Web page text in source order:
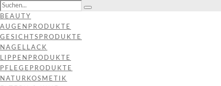
BEAUTY
AUGENPRODUKTE
GESICHTSPRODUKTE
NAGELLACK
LIPPENPRODUKTE
PFLEGEPRODUKTE
NATURKOSMETIK